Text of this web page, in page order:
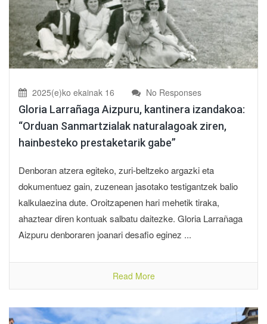
2025(e)ko ekainak 16 No Responses
Gloria Larrañaga Aizpuru, kantinera izandakoa:
“Orduan Sanmartzialak naturalagoak ziren,
hainbesteko prestaketarik gabe”
Denboran atzera egiteko, zuri-beltzeko argazki eta
dokumentuez gain, zuzenean jasotako testigantzek balio
kalkulaezina dute. Oroitzapenen hari mehetik tiraka,
ahaztear diren kontuak salbatu daitezke. Gloria Larrañaga
Aizpuru denboraren joanari desafio eginez ...
Read More